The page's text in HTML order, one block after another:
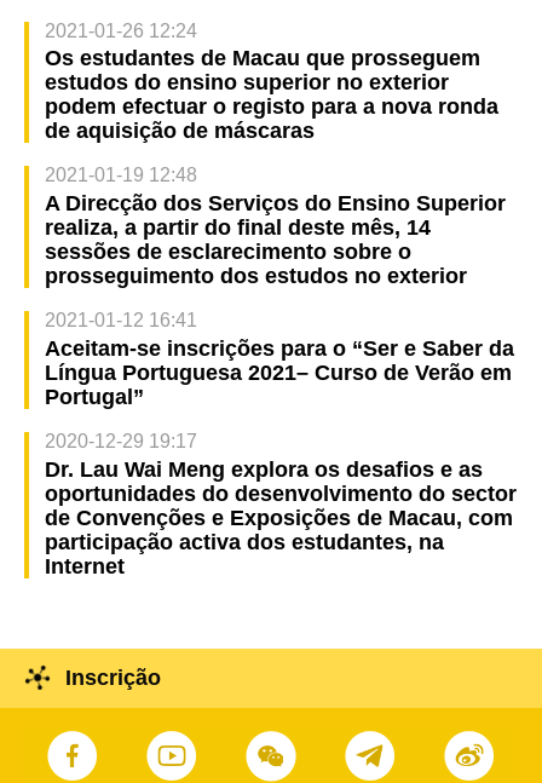
2021-01-26 12:24
Os estudantes de Macau que prosseguem
estudos do ensino superior no exterior
podem efectuar o registo para a nova ronda
de aquisição de máscaras
2021-01-19 12:48
A Direcção dos Serviços do Ensino Superior
realiza, a partir do final deste mês, 14
sessões de esclarecimento sobre o
prosseguimento dos estudos no exterior
2021-01-12 16:41
Aceitam-se inscrições para o “Ser e Saber da
Língua Portuguesa 2021– Curso de Verão em
Portugal”
2020-12-29 19:17
Dr. Lau Wai Meng explora os desafios e as
oportunidades do desenvolvimento do sector
de Convenções e Exposições de Macau, com
participação activa dos estudantes, na
Internet
Inscrição